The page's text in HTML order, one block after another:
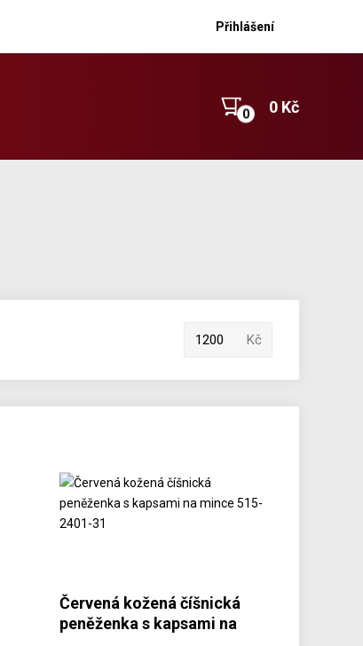
Přihlášení
0 Kč
Kč
Červená kožená číšnická
peněženka s kapsami na